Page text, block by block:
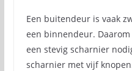
Een buitendeur is vaak
een binnendeur.
een stevig scharnier
scharnier met vijf